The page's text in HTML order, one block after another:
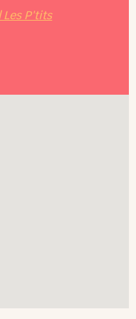
P'tits